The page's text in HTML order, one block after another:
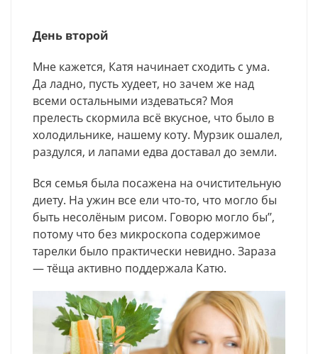
День второй
Мне кажется, Катя начинает сходить с ума.
Да ладно, пусть худеет, но зачем же над
всеми остальными издеваться? Моя
прелесть скормила всё вкусное, что было в
холодильнике, нашему коту. Мурзик ошалел,
раздулся, и лапами едва доставал до земли.
Вся семья была посажена на очистительную
диету. На ужин все ели что-то, что могло бы
быть несолёным рисом. Говорю могло бы’’,
потому что без микроскопа содержимое
тарелки было практически невидно. Зараза
— тёща активно поддержала Катю.